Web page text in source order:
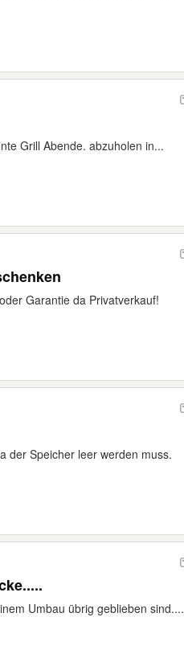
Grill Abende. abzuholen in...
Garantie da Privatverkauf!
der Speicher leer werden muss.
Umbau übrig geblieben sind....